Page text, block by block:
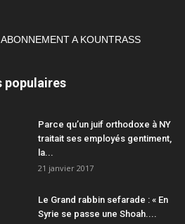
ABONNEMENT A KOUNTRASS
populaires
Parce qu’un juif orthodoxe à NY
traitait ses employés gentiment,
la...
21 janvier 2017
Le Grand rabbin sefarade : « En
Syrie se passe une Shoah....